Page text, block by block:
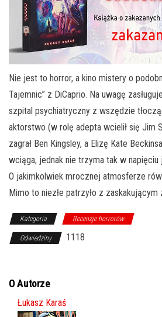
Nie jest to horror, a kino mistery o
Tajemnic” z DiCaprio. Na uwagę
szpital psychiatryczny z wszędzie
aktorstwo (w rolę adepta wcielił się Jim
zagrał Ben Kingsley, a Elizę Kate
wciąga, jednak nie trzyma tak w napięciu
O jakimkolwiek mrocznej atmosferze
Mimo to niezłe patrzyło z zaskakującym
Kategoria Recenzje horrorów
Odwiedziny 1118
O Autorze
Łukasz Karaś